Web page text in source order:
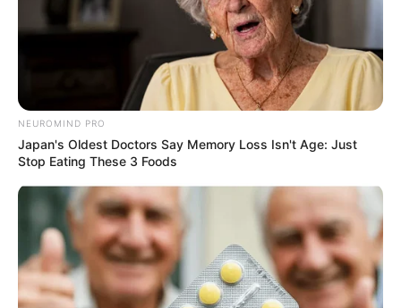
ΔΡΟΜΟΣ
ΟΔΗΓΟΙ
ΧΩΡΑΦΙ
NEUROMIND PRO
Japan's Oldest Doctors Say Memory Loss Isn't Age: Just
Stop Eating These 3 Foods